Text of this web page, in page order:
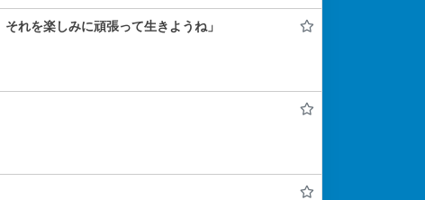
れを楽しみに頑張って生きようね」